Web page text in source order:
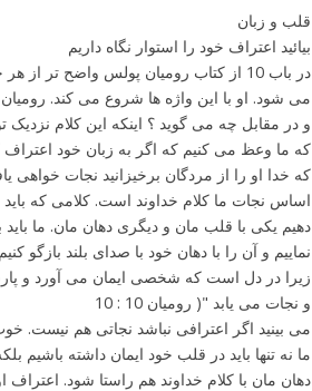
keys
to
increase
or
decrease
volume.
قلب و زبان
بیائید اعتراف خود را استوار نگاه داریم
در باب 10 از کتاب رومیان پولس واضح
می شود. او با این واژه ها شروع می کند. رومیان 8 الی 9 چنین می گوید
که ما وعظ می کنیم که اگر به زبان خود
که خدا او را از مردگان برخیزانید نجات خواهی
اساس نجات ما کلام خداوند است. کلامی که باید
دهیم یکی با قلب مان و دیگری دهان مان. ما
نماییم و آن را با دهان خود با صدای بلند بازگو
و نجات می یابد "( رومیان 10 : 10
می بینید اگر اعترافی نباشد نجاتی هم نیست.
ما نه تنها باید در قلب خود ایمان داشته باشیم
دهان مان با کلام خداوند هم راستا شود.